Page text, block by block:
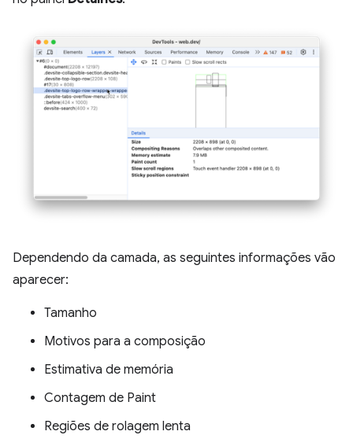
Dependendo da camada, as seguintes informações vão
aparecer:
Tamanho
Motivos para a composição
Estimativa de memória
Contagem de Paint
Regiões de rolagem lenta